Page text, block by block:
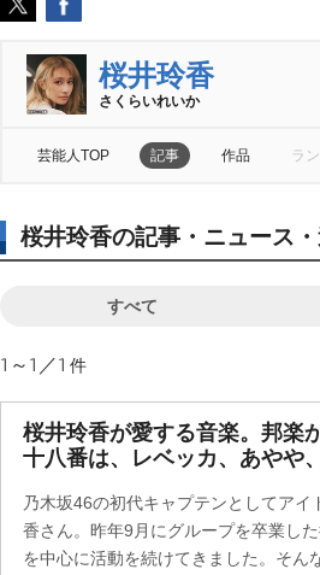
桜井玲香
さくらいれいか
芸能人TOP 記事 作品 ラ
桜井玲香の記事・ニュース
すべて
1～1／1 件
桜井玲香が愛する音楽。邦楽
十八番は、レベッカ、あやや
乃木坂46の初代キャプテンとしてア
香さん。昨年9月にグループを卒業し
を中心に活動を続けてきました。そん